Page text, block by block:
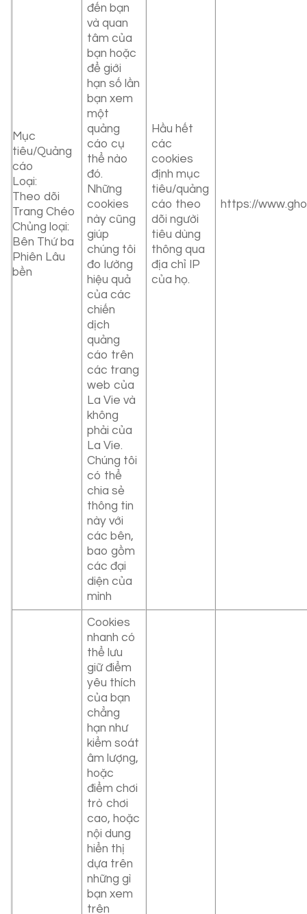
Mục
tiêu/Quảng
cáo
Loại:
Theo dõi
Trang Chéo
Chủng loại:
Bên Thứ ba
Phiên Lâu
bền
đến bạn
và quan
tâm của
bạn hoặc
để giới
hạn số lần
bạn xem
một
quảng
cáo cụ
thể nào
đó.
Những
cookies
này cũng
giúp
chúng tôi
đo lường
hiệu quả
của các
chiến
dịch
quảng
cáo trên
các trang
web của
La Vie và
không
phải của
La Vie.
Chúng tôi
có thể
chia sẻ
thông tin
này với
các bên,
bao gồm
các đại
diện của
mình
Hầu hết
các
cookies
định mục
tiêu/quảng
cáo theo
dõi người
tiêu dùng
thông qua
địa chỉ IP
của họ.
https://
Cookies
nhanh có
thể lưu
giữ điểm
yêu thích
của bạn
chẳng
hạn như
kiểm soát
âm lượng,
hoặc
điểm chơi
trò chơi
cao, hoặc
nội dung
hiển thị
dựa trên
những gì
bạn xem
trên